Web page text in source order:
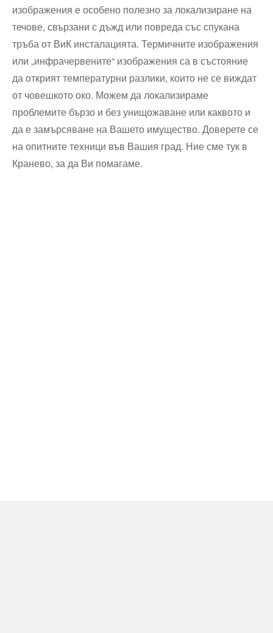
изображения е особено полезно за локализиране на
течове, свързани с дъжд или повреда със спукана
тръба от ВиК инсталацията. Термичните изображения
или „инфрачервените“ изображения са в състояние
да открият температурни разлики, които не се виждат
от човешкото око. Можем да локализираме
проблемите бързо и без унищожаване или каквото и
да е замърсяване на Вашето имущество. Доверете се
на опитните техници във Вашия град. Ние сме тук в
Кранево, за да Ви помагаме.